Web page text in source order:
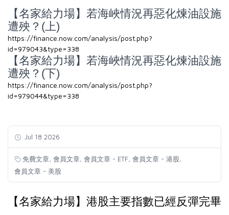
【名家給力場】若海峽情況再惡化煉油設施
遭殃？(上)
https://finance.now.com/analysis/post.php?
id=979043&type=338
【名家給力場】若海峽情況再惡化煉油設施
遭殃？(下)
https://finance.now.com/analysis/post.php?
id=979044&type=338
Jul 18 2026
免費文章 會員文章 會員文章 - ETF 會員文章 - 港股
會員文章 - 美股
【名家給力場】港股主要指數已經反彈完畢